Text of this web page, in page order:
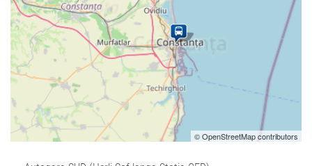
© OpenStreetMap contributors